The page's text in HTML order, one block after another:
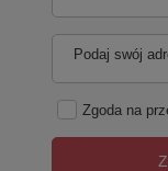
Podaj swój
Zgoda na